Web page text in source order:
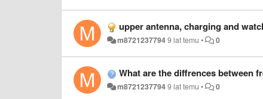
upper antenna, charging and
m87212377949 lat temu • 0
What are the diffrences between
m87212377949 lat temu • 0